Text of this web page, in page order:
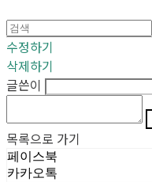
수정하기
삭제하기
글쓴이
목록으로 가기
페이스북
카카오톡